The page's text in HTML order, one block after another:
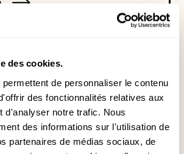
des cookies.
de personnaliser le contenu
des fonctionnalités relatives aux
d'analyser notre trafic. Nous
des informations sur l'utilisation de
partenaires de médias sociaux, de
à temps